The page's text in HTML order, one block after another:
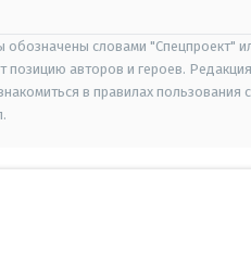
словами "Спецпроект"
авторов и героев.
в правилах